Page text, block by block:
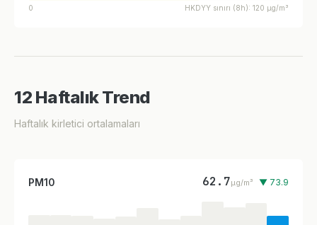
0 HKDYY sınırı (8h): 120 µg/m³
12 Haftalık Trend
Haftalık kirletici ortalamaları
PM10 62.7µg/m³ ▼ 73.9